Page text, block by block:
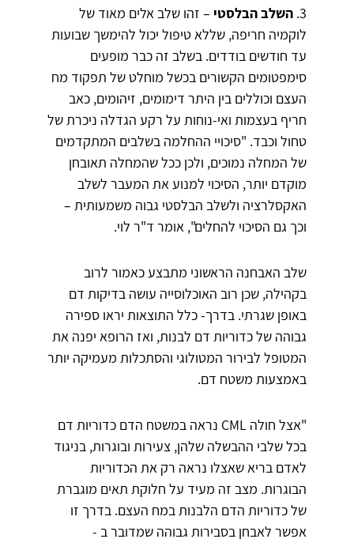
3. השלב הבלסטי – זהו שלב אלים מאוד של
לוקמיה חריפה, שללא טיפול יכול להימשך שבועות
עד חודשים בודדים. בשלב זה כבר מופעים
סימפטומים הקשורים בכשל מוחלט של תפקוד מח
העצם וכוללים בין היתר דימומים, זיהומים, כאב
חריף בעצמות ואי-נוחות על רקע הגדלה ניכרת של
טחול וכבד. "סיכויי ההחלמה בשלבים המתקדמים
של המחלה נמוכים, ולכן ככל שהמחלה תאובחן
מוקדם יותר, הסיכוי למנוע את המעבר לשלב
האקסלרציה ולשלב הבלסטי גבוה משמעותית –
וכך גם הסיכוי להחלים", אומר ד"ר לוי.
שלב האבחנה הראשוני מתבצע כאמור לרוב
בקהילה, שכן רוב האוכלוסייה עושה בדיקות דם
באופן שגרתי. בדרך- כלל התוצאות יראו ספירה
גבוהה של כדוריות דם לבנות, ואז הרופא יפנה את
המטופל לבירור המטולוגי והסתכלות מעמיקה יותר
באמצעות משטח דם.
"אצל חולה CML נראה במשטח הדם כדוריות דם
בכל שלבי ההבשלה שלהן, צעירות ובוגרות, בניגוד
לאדם בריא שאצלו נראה רק את הכדוריות
הבוגרות. מצב זה מעיד על חלוקת תאים מוגברת
של כדוריות הדם הלבנות במח העצם. בדרך זו
אפשר לאבחן בסבירות גבוהה שמדובר ב -